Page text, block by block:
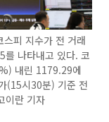
피 지수가 전 거래
나타내고 있다. 코
내린 1179.29에
(15시30분) 기준 전
이란 기자